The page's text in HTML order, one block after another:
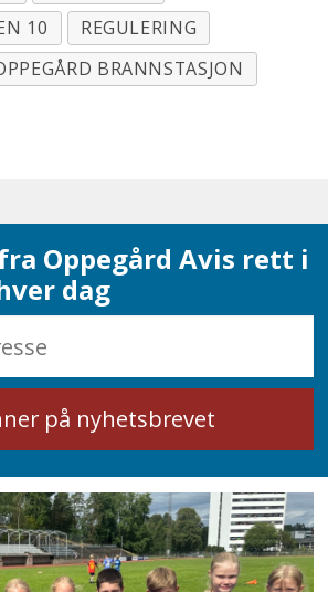
10
REGULERING
BRANNSTASJON
Oppegård Avis rett i
dag